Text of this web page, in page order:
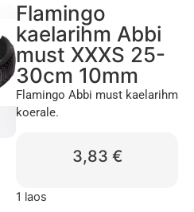
Flamingo
kaelarihm Abbi
must XXXS 25-
30cm 10mm
Flamingo Abbi must kaelarihm
koerale.
3,83 €
1 laos